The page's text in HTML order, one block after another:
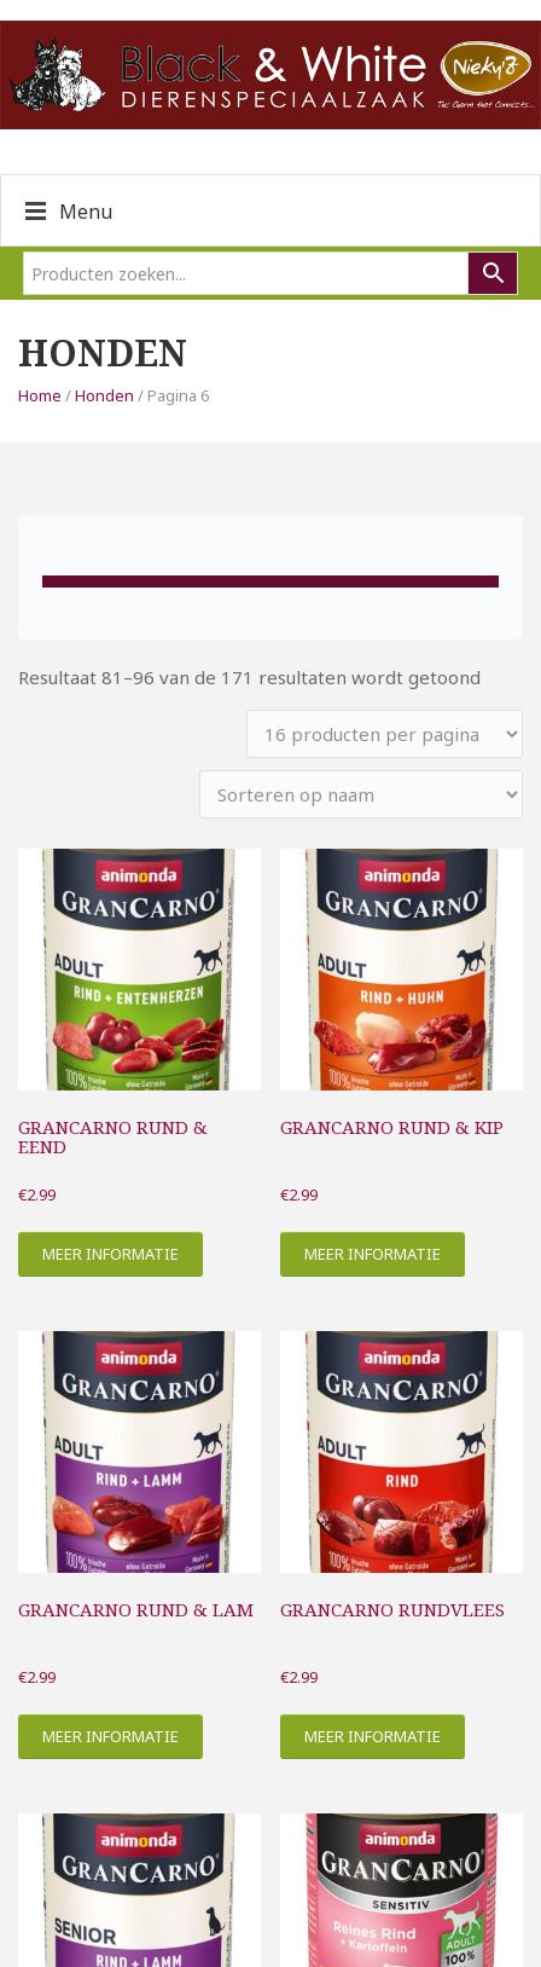
Menu
HONDEN
Home /Honden / Pagina 6
Resultaat 81–96 van de 171 resultaten wordt getoond
GRANCARNO RUND &
EEND
€2.99
MEER INFORMATIE
GRANCARNO RUND & KIP
€2.99
MEER INFORMATIE
GRANCARNO RUND & LAM
€2.99
MEER INFORMATIE
GRANCARNO RUNDVLEES
€2.99
MEER INFORMATIE